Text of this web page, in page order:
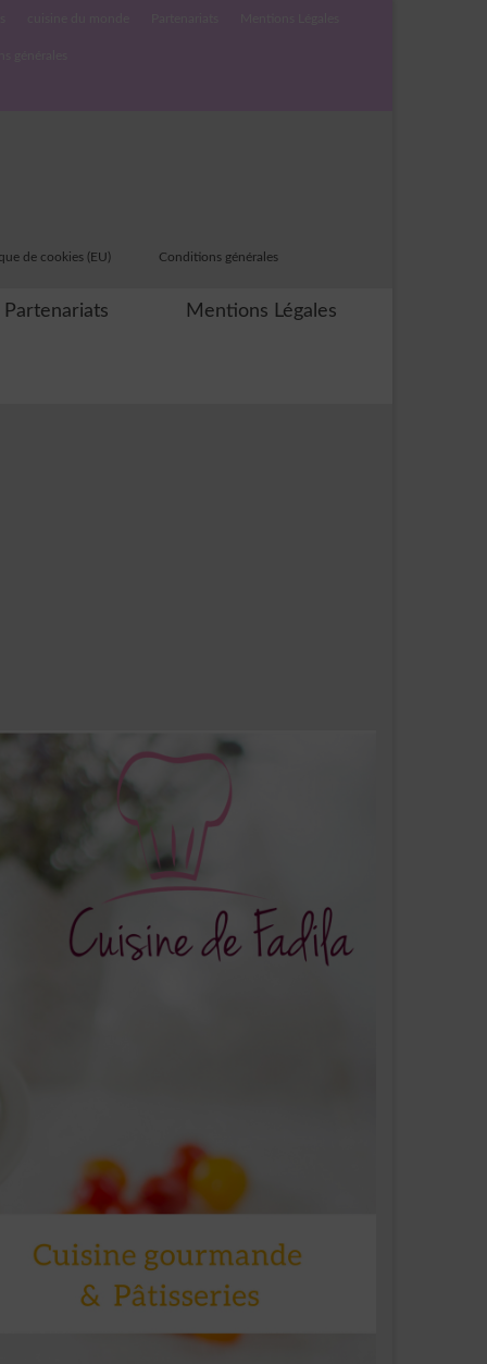
de cookies (EU) Conditions générales
Partenariats Mentions Légales